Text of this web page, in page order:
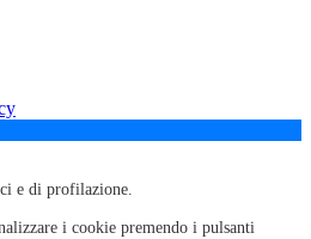
e di profilazione.
i cookie premendo i pulsanti